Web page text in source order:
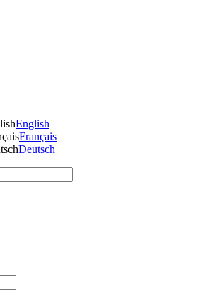
English
Français
Deutsch